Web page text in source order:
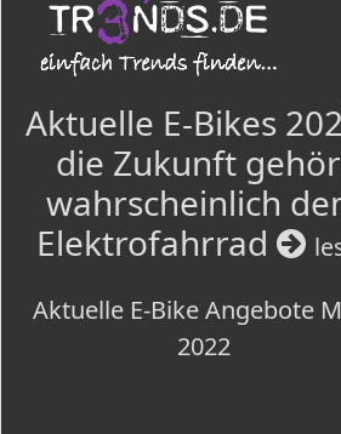
Aktuelle E-Bikes
die Zukunft
wahrscheinlich
Elektrofahrrad
Aktuelle E-Bike Angebote
2022